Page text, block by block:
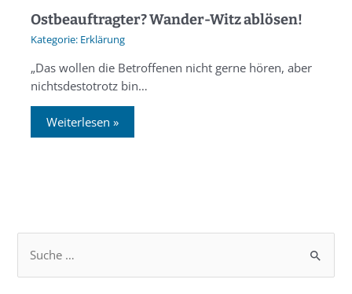
Ostbeauftragter? Wander-Witz ablösen!
Erklärung
„Das wollen die Betroffenen nicht gerne hören, aber
nichtsdestotrotz bin…
Weiterlesen »